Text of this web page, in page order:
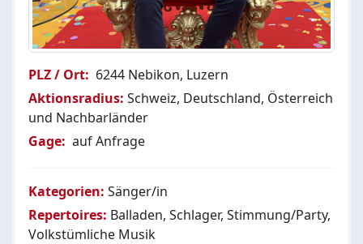
PLZ / Ort: 6244 Nebikon, Luzern
Aktionsradius: Schweiz, Deutschland, Österreich
und Nachbarländer
Gage: auf Anfrage
Kategorien: Sänger/in
Repertoires: Balladen, Schlager, Stimmung/Party,
Volkstümliche Musik